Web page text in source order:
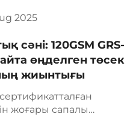
2025
сәні: 120GSM GRS-
өңделген төсек
жиынтығы
сертификатталған
жоғары сапалы